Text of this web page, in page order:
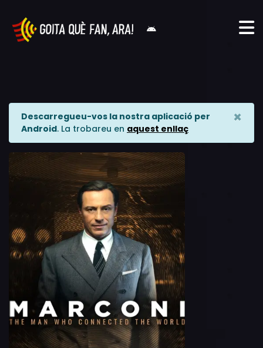
Descarregueu-vos la nostra aplicació per
Android. La trobareu en aquest enllaç
×